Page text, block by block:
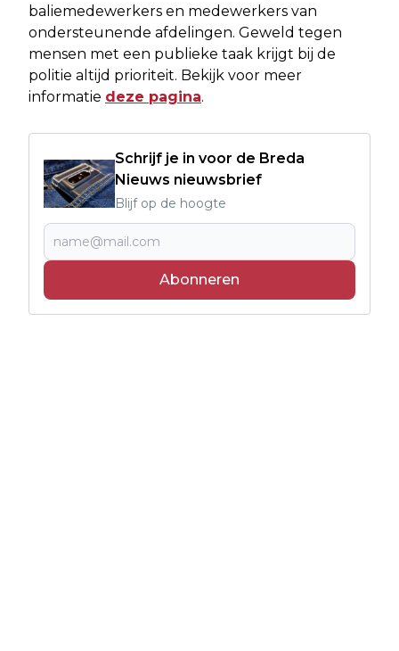
baliemedewerkers en medewerkers van
ondersteunende afdelingen. Geweld tegen
mensen met een publieke taak krijgt bij de
politie altijd prioriteit. Bekijk voor meer
informatie deze pagina.
Schrijf je in voor de Breda
Nieuws nieuwsbrief
Blijf op de hoogte
Abonneren